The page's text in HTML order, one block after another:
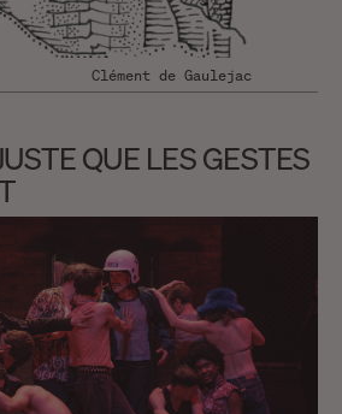
Clément de Gaulejac
QUE LES GESTES